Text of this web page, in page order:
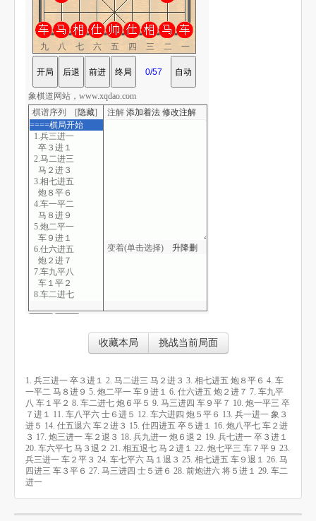
九八七六五四三二一
棋谱序列 [隐藏]
====棋局开始
1.兵三进一
卒３进１
2.马二进三
马２进３
3.相七进五
炮８平６
4.车一平二
马８进９
5.炮二平一
车９进１
6.仕六进五
炮２进７
7.车九平八
车１平２
8.车二进七
9.马三进四
12.车六进四
炮５平６
13.兵一进一
象３进５
14.仕五退六
车２进３
15.仕四进五
卒５进１
16.炮八平七
车２进３
17.炮三进一
注解 添加着法 修改注解
变着(单击选择) 升降删
象棋道网站，www.xqdao.com
收藏本局 挑战当前局面
1. 兵三进一 卒３进１ 2. 马二进三 马２进３ 3. 相七进五 炮８平６ 4. 车
一平二 马８进９ 5. 炮二平一 车９进１ 6. 仕六进五 炮２进７ 7. 车九平
八 车１平２ 8. 车二进七 炮６平５ 9. 马三进四 车９平７ 10. 炮一平三 卒
７进１ 11. 车八平六 士６进５ 12. 车六进四 炮５平６ 13. 兵一进一 象３
进５ 14. 仕五退六 车２进３ 15. 仕四进五 卒５进１ 16. 炮八平七 车２进
３ 17. 炮三进一 车２退３ 18. 兵九进一 炮６退２ 19. 兵七进一 卒３进１
20. 车六平七 马３退２ 21. 相五退七 马２进１ 22. 炮七平三 车７平９ 23.
兵三进一 车２平３ 24. 车七平六 马１退３ 25. 相七进五 车９退１ 26. 马
四进三 车３平６ 27. 马三进四 士５进６ 28. 前炮进六 将５进１ 29. 车二
进一